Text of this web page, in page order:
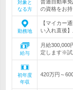
対象と
なる方
普通自動車
の資格をお
勤務地
【マイカー
い入れ直後
給与
月給300,000
定します※
初年度
年収
420万円～